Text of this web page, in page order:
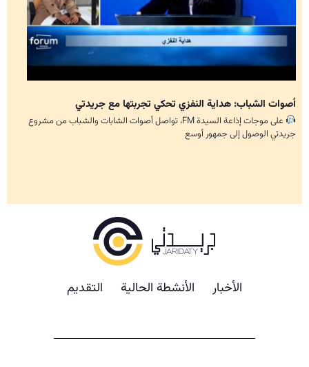
أصوات الشباب: هداية النفزي تحكي تجربتها مع جريدتي
على موجات إذاعة السيدة FM، تواصل أصوات الشابات والشباب من مشروع
جريدتي الوصول إلى جمهور أوسع
الأخبار الأنشطة الحالية التقديم